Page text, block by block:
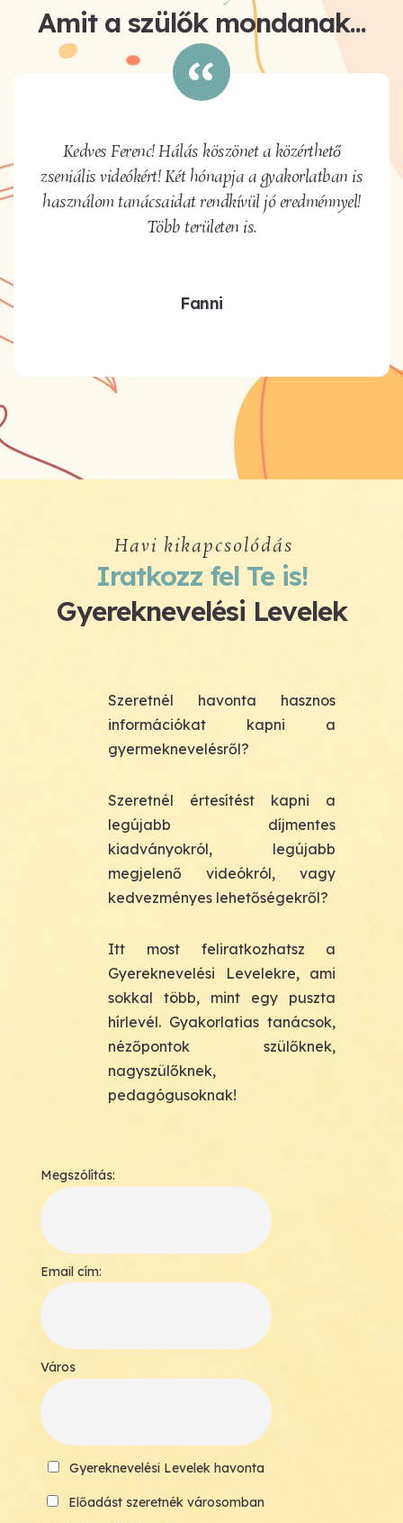
Amit a szülők mondanak...
Kedves Ferenc! Hálás köszönet a közérthető
zseniális videókért! Két hónapja a gyakorlatban is
használom tanácsaidat rendkívül jó eredménnyel!
Több területen is.
Fanni
Havi kikapcsolódás
Iratkozz fel Te is!
Gyereknevelési Levelek
Szeretnél havonta hasznos
információkat kapni a
gyermeknevelésről?
Szeretnél értesítést kapni a
legújabb díjmentes
kiadványokról, legújabb
megjelenő videókról, vagy
kedvezményes lehetőségekről?
Itt most feliratkozhatsz a
Gyereknevelési Levelekre, ami
sokkal több, mint egy puszta
hírlevél. Gyakorlatias tanácsok,
nézőpontok szülőknek,
nagyszülőknek,
pedagógusoknak!
Megszólítás:
Email cím:
Város
Gyereknevelési Levelek havonta
Előadást szeretnék városomban